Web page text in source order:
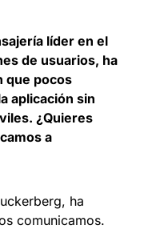
líder en el
de usuarios, ha
que pocos
aplicación sin
¿Quieres
a
ha
comunicamos.